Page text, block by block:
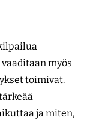
myös
toimivat.
ja miten,